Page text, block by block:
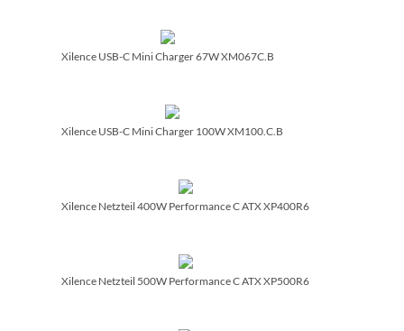
Xilence USB-C Mini Charger 67W XM067C.B
Xilence USB-C Mini Charger 100W XM100.C.B
Xilence Netzteil 400W Performance C ATX XP400R6
Xilence Netzteil 500W Performance C ATX XP500R6